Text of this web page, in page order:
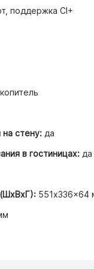
поддержка CI+
стену: да
в гостиницах: да
(ШxВxГ): 551x336x64